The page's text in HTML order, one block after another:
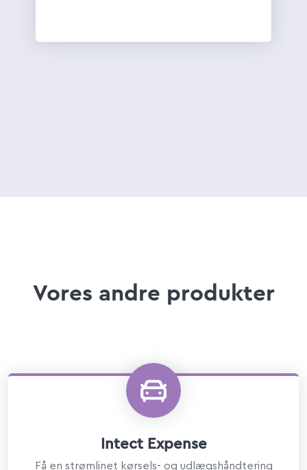
Vores andre produkter
Intect Expense
Få en strømlinet kørsels- og udlægshåndtering